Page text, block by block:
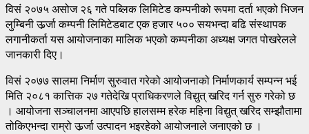
विसं २०७५ असोज २६ गते पब्लिक लिमिटेड कम्पनीको रूपमा दर्ता भएको भिजन
लुम्बिनी ऊर्र्जा कम्पनी लिमिटेडबाट एक हजार ५०० सयभन्दा बढि संस्थापक
लगानीकर्ता यस आयोजनाका मालिक भएको कम्पनीका अध्यक्ष जगत पोखरेलले
जानकारी दिए।
विसं २०७७ सालमा निर्माण सुरुवात गरेको आयोजनाको निर्माणकार्य सम्पन्न भई
मिति २०८१ कात्तिक २७ गतेदेखि प्राधिकरणले विद्युत् खरिद गर्न सुरु गरेको छ
। आयोजना सञ्चालनमा आएपछि हालसम्म हरेक महिना विद्युत् खरिद सम्झौतामा
तोकिएभन्दा राम्रो ऊर्र्जा उत्पादन भइरहेको आयोजनाले जनाएको छ ।